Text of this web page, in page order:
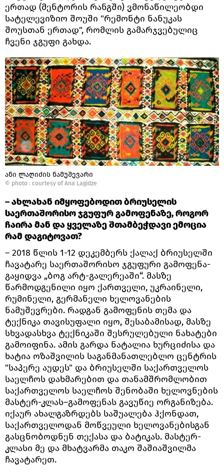
ერთად (მენტორის რანგში) ვმონაწილეობდი
სატელევიზიო შოუში "რემონტი ნანუკას
შოუსთან ერთად", რომლის გამარჯვებულიც
ჩვენი ჯგუფი გახდა.
ანი ლაღიძის ნამუშევარი
© photo : courtesy of Ana Lagidze
– ახლახან იმყოფებოდით ბრიუსელის
საერთაშორისო ჯგუფურ გამოფენაზე, როგორ
ჩაირა მან და ყველაზე შთამბეჭდავი ემოცია
რამ დაგიტოვათ?
– 2018 წლის 1-12 დეკემბერს ქალაქ ბრიუსელში
ჩავატარე საერთაშორისო ჯგუფური გამოფენა-
გაყიდვა „ბოგ არტ-გალერეაში“. მასზე
წარმოდგენილი იყო ქართველი, უკრაინელი,
რუმინელი, გერმანელი ხელოვანების
ნამუშევრები. რადგან გამოფენის თემა და
ტექნიკა თავისუფალი იყო, შესაბამისად, მასზე
სხვადასხვა ტექნიკაში შესრულებული ნახატები
გამოიფინა. ამის გარდა ნატალია ხურციძისა და
ხატია ოზაშვილის საგანმანათლებლო ცენტრის
"საპერე აუდეს" და ბრიუსელში საქართველოს
საელჩოს დახმარებით და თანამშრომლობით
საქართველოს საელჩოს შენობაში ხელოვნების
მასტერ-კლას–გამოფენას გავუწიე ორგანიზება.
იქაურ ახალგაზრდებს საშუალება ჰქონდათ,
საქართველოდან მოწვეული ხელოვანებისგან
გასცნობოდნენ თექასა და ბატიკას. მასტერ-
კლასი მე და მხატვარმა თაკო შაშიაშვილმა
ჩავატარეთ.